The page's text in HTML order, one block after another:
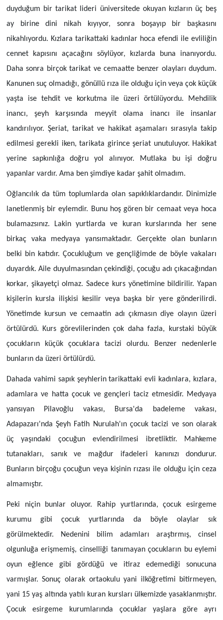
duyduğum bir tarikat lideri üniversitede okuyan kızların üç beş
ay birine dini nikah kıyıyor, sonra boşayıp bir başkasını
nikahlıyordu. Kızlara tarikattaki kadınlar hoca efendi ile evliliğin
cennet kapısını açacağını söylüyor, kızlarda buna inanıyordu.
Daha sonra birçok tarikat ve cemaatte benzer olayları duydum.
Kanunen suç olmadığı, gönüllü rıza ile olduğu için veya çok küçük
yaşta ise tehdit ve korkutma ile üzeri örtülüyordu. Mehdilik
inancı, şeyh karşısında meyyit olama inancı ile insanlar
kandırılıyor. Şeriat, tarikat ve hakikat aşamaları sırasıyla takip
edilmesi gerekli iken, tarikata girince şeriat unutuluyor. Hakikat
yerine sapkınlığa doğru yol alınıyor. Mutlaka bu işi doğru
yapanlar vardır. Ama ben şimdiye kadar şahit olmadım.
Oğlancılık da tüm toplumlarda olan sapıklıklardandır. Dinimizle
lanetlenmiş bir eylemdir. Bunu hoş gören bir cemaat veya hoca
bulamazsınız. Lakin yurtlarda ve kuran kurslarında her sene
birkaç vaka medyaya yansımaktadır. Gerçekte olan bunların
belki bin katıdır. Çocukluğum ve gençliğimde de böyle vakaları
duyardık. Aile duyulmasından çekindiği, çocuğu adı çıkacağından
korkar, şikayetçi olmaz. Sadece kurs yönetimine bildirilir. Yapan
kişilerin kursla ilişkisi kesilir veya başka bir yere gönderilirdi.
Yönetimde kursun ve cemaatin adı çıkmasın diye olayın üzeri
örtülürdü. Kurs görevlilerinden çok daha fazla, kurstaki büyük
çocukların küçük çocuklara tacizi olurdu. Benzer nedenlerle
bunların da üzeri örtülürdü.
Dahada vahimi sapık şeyhlerin tarikattaki evli kadınlara, kızlara,
adamlara ve hatta çocuk ve gençleri taciz etmesidir. Medyaya
yansıyan Pilavoğlu vakası, Bursa'da badeleme vakası,
Adapazarı'nda Şeyh Fatih Nurulah'ın çocuk tacizi ve son olarak
üç yaşındaki çocuğun evlendirilmesi ibretliktir. Mahkeme
tutanakları, sanık ve mağdur ifadeleri kanınızı dondurur.
Bunların birçoğu çocuğun veya kişinin rızası ile olduğu için ceza
almamıştır.
Peki niçin bunlar oluyor. Rahip yurtlarında, çocuk esirgeme
kurumu gibi çocuk yurtlarında da böyle olaylar sık
görülmektedir. Nedenini bilim adamları araştırmış, cinsel
olgunluğa erişmemiş, cinselliği tanımayan çocukların bu eylemi
oyun eğlence gibi gördüğü ve itiraz edemediği sonucuna
varmışlar. Sonuç olarak ortaokulu yani ilköğretimi bitirmeyen,
yani 15 yaş altında yatılı kuran kursları ülkemizde yasaklanmıştır.
Çocuk esirgeme kurumlarında çocuklar yaşlara göre ayrı